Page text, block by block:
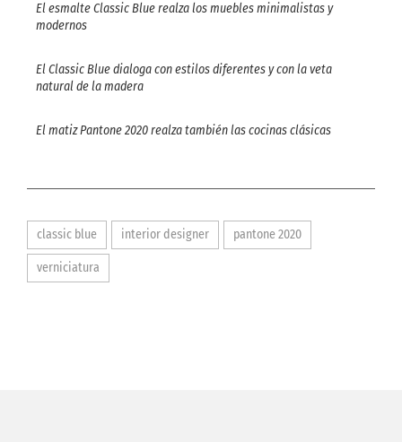
El esmalte Classic Blue realza los muebles minimalistas y
modernos
El Classic Blue dialoga con estilos diferentes y con la veta
natural de la madera
El matiz Pantone 2020 realza también las cocinas clásicas
classic blue interior designer pantone 2020
verniciatura